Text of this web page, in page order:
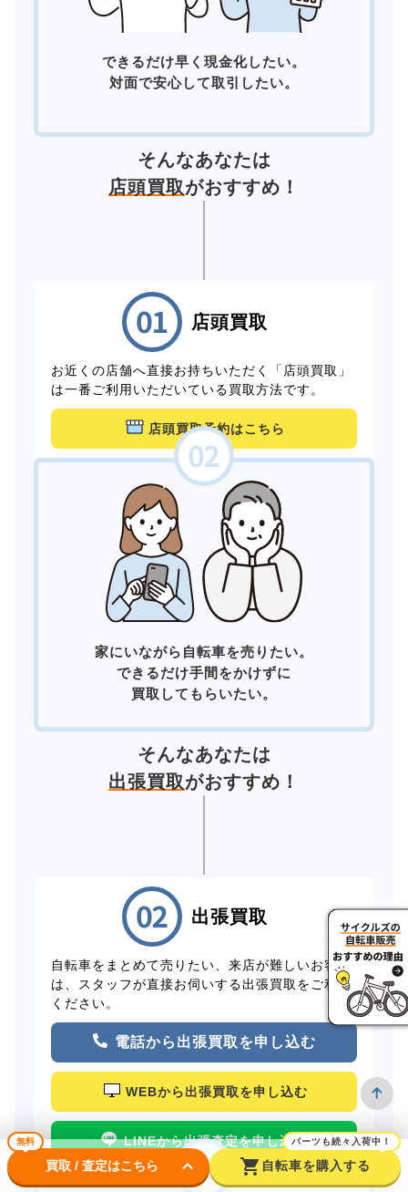
できるだけ早く現金化したい。
対面で安心して取引したい。
そんなあなたは
店頭買取がおすすめ！
店頭買取
お近くの店舗へ直接お持ちいただく「店頭買取」
は一番ご利用いただいている買取方法です。
店頭買取予約はこちら
家にいながら自転車を売りたい。
できるだけ手間をかけずに
買取してもらいたい。
そんなあなたは
出張買取がおすすめ！
出張買取
自転車をまとめて売りたい、来店が難しいお客様
は、スタッフが直接お伺いする出張買取をご利用
ください。
電話から出張買取を申し込む
WEBから出張買取を申し込む
LINEから出張査定を申し込む
無料
買取 / 査定はこちら keyboard_arrow_down shopping_cart
パーツも続々入荷中！
自転車を購入する